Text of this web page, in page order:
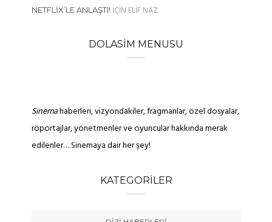
NETFLIX’LE ANLAŞTI!IÇIN ELIF NAZ
DOLASIM MENUSU
Sinemahaberleri, vizyondakiler, fragmanlar, özel dosyalar,
röportajlar, yönetmenler ve oyuncular hakkında merak
edilenler… Sinemaya dair her şey!
KATEGORILER